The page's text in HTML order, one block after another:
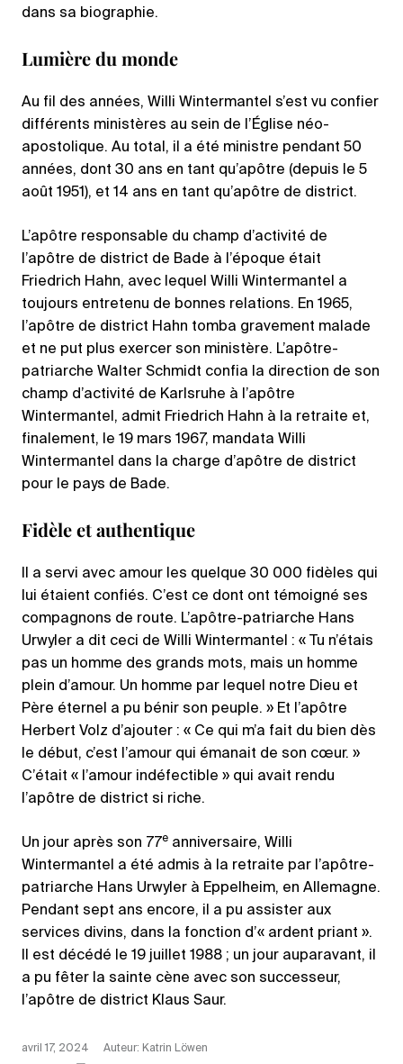
dans sa biographie.
Lumière du monde
Au fil des années, Willi Wintermantel s’est vu confier
différents ministères au sein de l’Église néo-
apostolique. Au total, il a été ministre pendant 50
années, dont 30 ans en tant qu’apôtre (depuis le 5
août 1951), et 14 ans en tant qu’apôtre de district.
L’apôtre responsable du champ d’activité de
l’apôtre de district de Bade à l’époque était
Friedrich Hahn, avec lequel Willi Wintermantel a
toujours entretenu de bonnes relations. En 1965,
l’apôtre de district Hahn tomba gravement malade
et ne put plus exercer son ministère. L’apôtre-
patriarche Walter Schmidt confia la direction de son
champ d’activité de Karlsruhe à l’apôtre
Wintermantel, admit Friedrich Hahn à la retraite et,
finalement, le 19 mars 1967, mandata Willi
Wintermantel dans la charge d’apôtre de district
pour le pays de Bade.
Fidèle et authentique
Il a servi avec amour les quelque 30 000 fidèles qui
lui étaient confiés. C’est ce dont ont témoigné ses
compagnons de route. L’apôtre-patriarche Hans
Urwyler a dit ceci de Willi Wintermantel : « Tu n’étais
pas un homme des grands mots, mais un homme
plein d’amour. Un homme par lequel notre Dieu et
Père éternel a pu bénir son peuple. » Et l’apôtre
Herbert Volz d’ajouter : « Ce qui m’a fait du bien dès
le début, c’est l’amour qui émanait de son cœur. »
C’était « l’amour indéfectible » qui avait rendu
l’apôtre de district si riche.
Un jour après son 77e anniversaire, Willi
Wintermantel a été admis à la retraite par l’apôtre-
patriarche Hans Urwyler à Eppelheim, en Allemagne.
Pendant sept ans encore, il a pu assister aux
services divins, dans la fonction d’« ardent priant ».
Il est décédé le 19 juillet 1988 ; un jour auparavant, il
a pu fêter la sainte cène avec son successeur,
l’apôtre de district Klaus Saur.
avril 17, 2024
Auteur: Katrin Löwen